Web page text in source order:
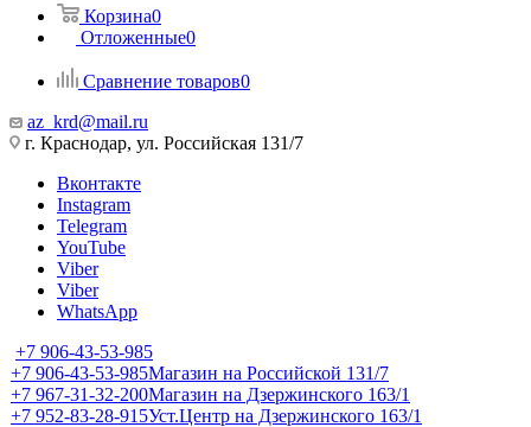
Корзина0
Отложенные0
Сравнение товаров0
az_krd@mail.ru
г. Краснодар, ул. Российская 131/7
Вконтакте
Instagram
Telegram
YouTube
Viber
Viber
WhatsApp
+7 906-43-53-985
+7 906-43-53-985Магазин на Российской 131/7
+7 967-31-32-200Магазин на Дзержинского 163/1
+7 952-83-28-915Уст.Центр на Дзержинского 163/1